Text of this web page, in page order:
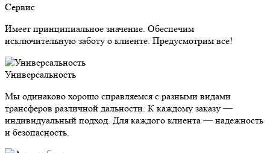
Сервис
Имеет принципиальное значение. Обеспечим
исключительную заботу о клиенте. Предусмотрим все!
Универсальность
Мы одинаково хорошо справляемся с разными видами
трансферов различной дальности. К каждому заказу —
индивидуальный подход. Для каждого клиента — надежность
и безопасность.